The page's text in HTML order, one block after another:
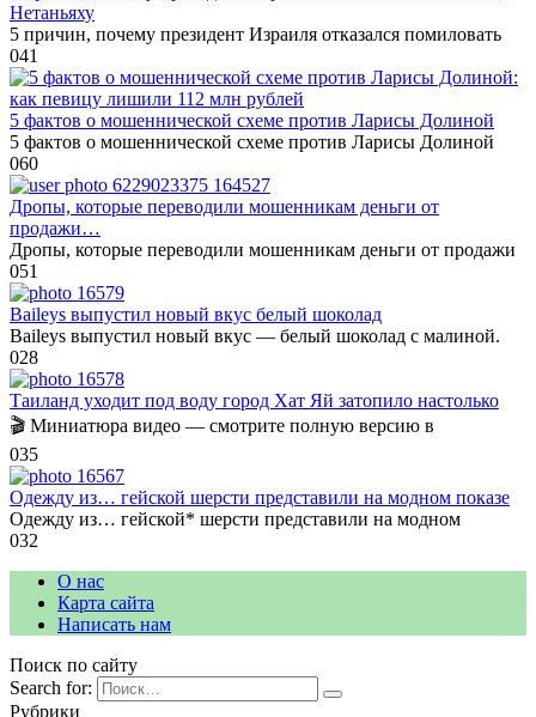
Нетаньяху
5 причин, почему президент Израиля отказался помиловать
041
5 фактов о мошеннической схеме против Ларисы Долиной
5 фактов о мошеннической схеме против Ларисы Долиной
060
Дропы, которые переводили мошенникам деньги от
продажи…
Дропы, которые переводили мошенникам деньги от продажи
051
Baileys выпустил новый вкус белый шоколад
Baileys выпустил новый вкус — белый шоколад с малиной.
028
Таиланд уходит под воду город Хат Яй затопило настолько
🎬 Миниатюра видео — смотрите полную версию в
035
Одежду из… гейской шерсти представили на модном показе
Одежду из… гейской* шерсти представили на модном
032
О нас
Карта сайта
Написать нам
Поиск по сайту
Search for:
Рубрики